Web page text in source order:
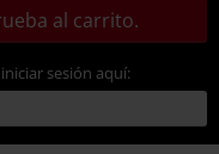
al carrito.
sesión aquí: